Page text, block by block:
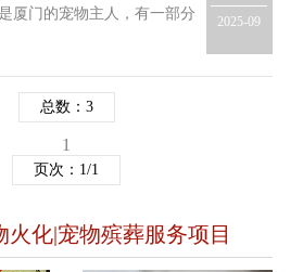
厦门的宠物主人，有一部分
灰被混淆,其实宠物主人有
，同时为宠物狗狗、宠物猫
2025-09
总数：3
1
页次：1/1
火化|宠物殡葬服务项目